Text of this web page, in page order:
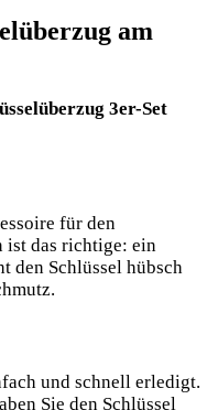
am
3er-Set
‌für den
ist das ⁢richtige: ⁣ein
den Schlüssel hübsch
und schnell erledigt.
Sie den Schlüssel